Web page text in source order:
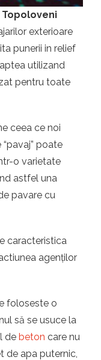
exterioare
punerii in relief
utilizand
pentru toate
ceea ce noi
poate
o varietate
astfel una
pavare cu
caracteristica
agenților
foloseste o
să se usuce la
de beton care nu
de apa puternic,